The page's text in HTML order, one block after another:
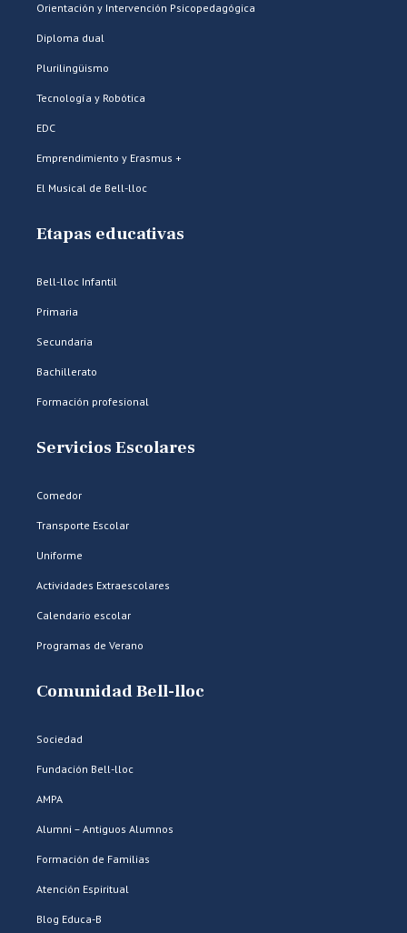
Orientación y Intervención Psicopedagógica
Diploma dual
Plurilingüismo
Tecnología y Robótica
EDC
Emprendimiento y Erasmus +
El Musical de Bell-lloc
Etapas educativas
Bell-lloc Infantil
Primaria
Secundaria
Bachillerato
Formación profesional
Servicios Escolares
Comedor
Transporte Escolar
Uniforme
Actividades Extraescolares
Calendario escolar
Programas de Verano
Comunidad Bell-lloc
Sociedad
Fundación Bell-lloc
AMPA
Alumni – Antiguos Alumnos
Formación de Familias
Atención Espiritual
Blog Educa-B